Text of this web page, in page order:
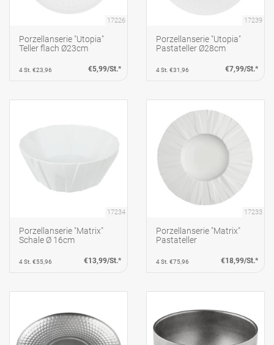
17226
Porzellanserie "Utopia"
Teller flach Ø23cm
4 St. €23,96 €5,99/St.*
17239
Porzellanserie "Utopia"
Pastateller Ø28cm
4 St. €31,96 €7,99/St.*
17234
Porzellanserie "Matrix"
Schale Ø 16cm
4 St. €55,96 €13,99/St.*
17233
Porzellanserie "Matrix"
Pastateller
4 St. €75,96 €18,99/St.*